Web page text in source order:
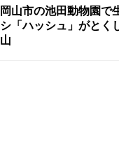
岡山市の池田動物園で
シ「ハッシュ」がと
山